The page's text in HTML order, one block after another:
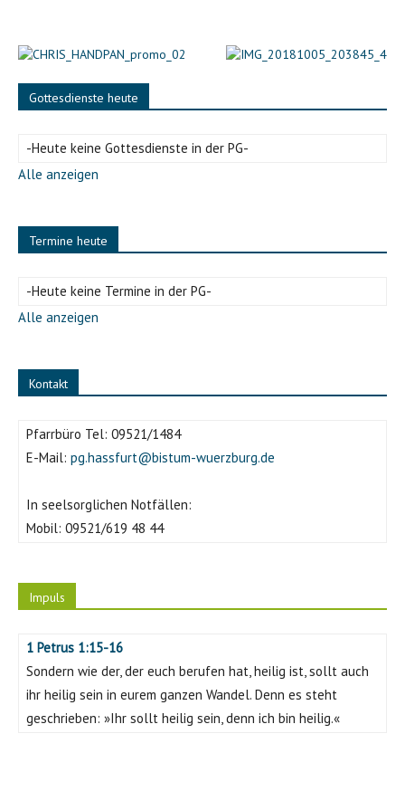
Gottesdienste heute
-Heute keine Gottesdienste in der PG-
Alle anzeigen
Termine heute
-Heute keine Termine in der PG-
Alle anzeigen
Kontakt
Pfarrbüro Tel: 09521/1484
E-Mail: pg.hassfurt@bistum-wuerzburg.de
In seelsorglichen Notfällen:
Mobil: 09521/619 48 44
Impuls
1 Petrus 1:15-16
Sondern wie der, der euch berufen hat, heilig ist, sollt auch
ihr heilig sein in eurem ganzen Wandel. Denn es steht
geschrieben: »Ihr sollt heilig sein, denn ich bin heilig.«